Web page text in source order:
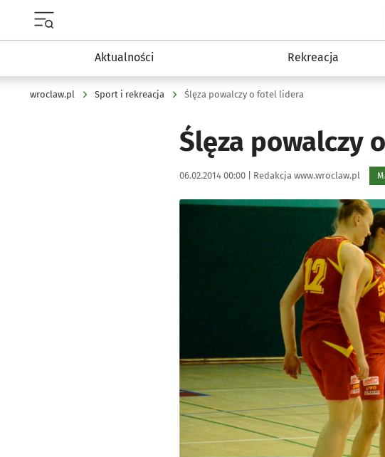
Aktualności Rekreacja
wroclaw.pl Sport i rekreacja Ślęza powalczy o fotel lidera
Ślęza powalczy
Data publikacji:
06.02.2014 00:00 | Autor:
Redakcja www.wroclaw.pl
Kliknij, aby powiększyć